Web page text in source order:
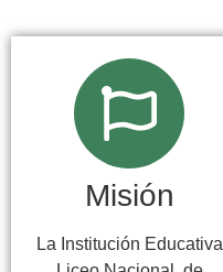
Misión
La Institución Educativa